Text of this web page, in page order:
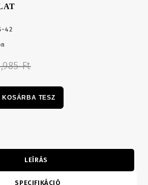
42
Ft
KOSÁRBA TESZ
LEÍRÁS
SPECIFIKÁCIÓ